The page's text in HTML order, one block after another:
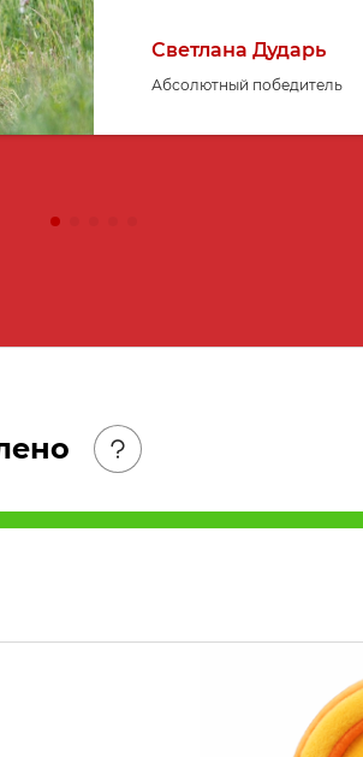
Светлана Дударь
Абсолютный победитель